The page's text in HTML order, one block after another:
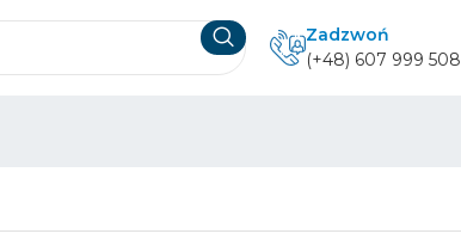
Zadzwoń
(+48) 607 999 508